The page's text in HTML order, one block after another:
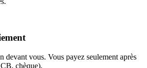
devant vous. Vous payez seulement après
chèque).